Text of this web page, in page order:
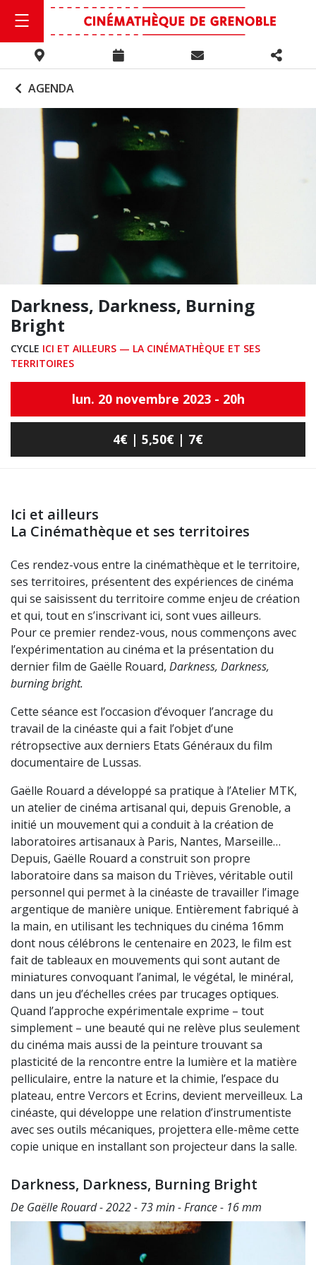
AGENDA
Darkness, Darkness, Burning
Bright
CYCLE ICI ET AILLEURS — LA CINÉMATHÈQUE ET SES
TERRITOIRES
lun. 20 novembre 2023 - 20h
4€ | 5,50€ | 7€
Ici et ailleurs
La Cinémathèque et ses territoires
Ces rendez-vous entre la cinémathèque et le territoire,
ses territoires, présentent des expériences de cinéma
qui se saisissent du territoire comme enjeu de création
et qui, tout en s’inscrivant ici, sont vues ailleurs.
Pour ce premier rendez-vous, nous commençons avec
l’expérimentation au cinéma et la présentation du
dernier film de Gaëlle Rouard, Darkness, Darkness,
burning bright.
Cette séance est l’occasion d’évoquer l’ancrage du
travail de la cinéaste qui a fait l’objet d’une
rétropsective aux derniers Etats Généraux du film
documentaire de Lussas.
Gaëlle Rouard a développé sa pratique à l’Atelier MTK,
un atelier de cinéma artisanal qui, depuis Grenoble, a
initié un mouvement qui a conduit à la création de
laboratoires artisanaux à Paris, Nantes, Marseille…
Depuis, Gaëlle Rouard a construit son propre
laboratoire dans sa maison du Trièves, véritable outil
personnel qui permet à la cinéaste de travailler l’image
argentique de manière unique. Entièrement fabriqué à
la main, en utilisant les techniques du cinéma 16mm
dont nous célébrons le centenaire en 2023, le film est
fait de tableaux en mouvements qui sont autant de
miniatures convoquant l’animal, le végétal, le minéral,
dans un jeu d’échelles crées par trucages optiques.
Quand l’approche expérimentale exprime – tout
simplement – une beauté qui ne relève plus seulement
du cinéma mais aussi de la peinture trouvant sa
plasticité de la rencontre entre la lumière et la matière
pelliculaire, entre la nature et la chimie, l’espace du
plateau, entre Vercors et Ecrins, devient merveilleux. La
cinéaste, qui développe une relation d’instrumentiste
avec ses outils mécaniques, projettera elle-même cette
copie unique en installant son projecteur dans la salle.
Darkness, Darkness, Burning Bright
De Gaëlle Rouard - 2022 - 73 min - France - 16 mm